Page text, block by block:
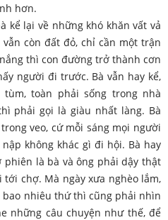
hơn.
lại về những khó khăn vất vả
còn đất đỏ, chỉ cần một trận
thì con đường trở thành cơn
người đi trước. Bà vẫn hay kể,
toàn phải sống trong nhà
phải gọi là giàu nhất làng. Bà
veo, cứ mỗi sáng mọi người
không khác gì đi hội. Bà hay
là bà và ông phải dậy thật
chợ. Mà ngày xưa nghèo lắm,
nhiêu thứ thì cũng phải nhìn
những câu chuyện như thế, để